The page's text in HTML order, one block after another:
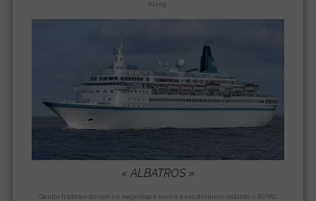
Alang.
« ALBATROS »
Quelle tristesse de voir ce magnifique navire à ses derniers instants. «
ROYAL